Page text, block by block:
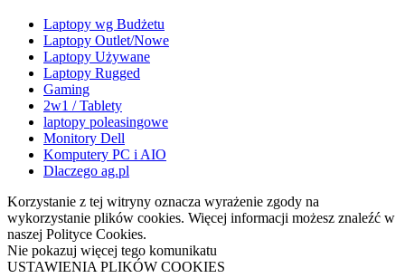
Laptopy wg Budżetu
Laptopy Outlet/Nowe
Laptopy Używane
Laptopy Rugged
Gaming
2w1 / Tablety
laptopy poleasingowe
Monitory Dell
Komputery PC i AIO
Dlaczego ag.pl
Korzystanie z tej witryny oznacza wyrażenie zgody na
wykorzystanie plików cookies. Więcej informacji możesz znaleźć w
naszej Polityce Cookies.
Nie pokazuj więcej tego komunikatu
USTAWIENIA PLIKÓW COOKIES